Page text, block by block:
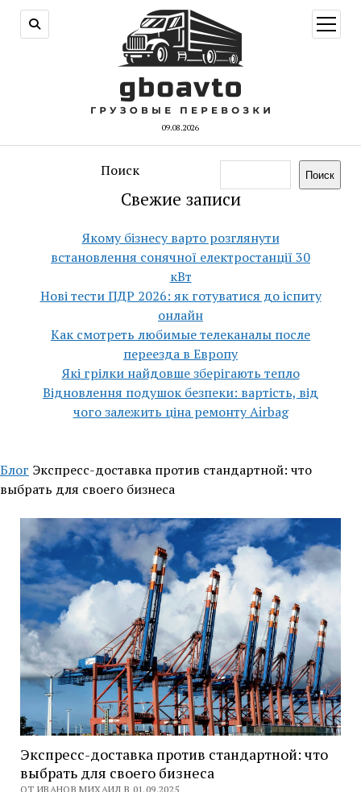
09.08.2026
меню
Поиск Поиск
Свежие записи
Якому бізнесу варто розглянути
встановлення сонячної електростанції 30
кВт
Нові тести ПДР 2026: як готуватися до іспиту
онлайн
Как смотреть любимые телеканалы после
переезда в Европу
Які грілки найдовше зберігають тепло
Відновлення подушок безпеки: вартість, від
чого залежить ціна ремонту Airbag
Блог Экспресс-доставка против стандартной: что
выбрать для своего бизнеса
Экспресс-доставка против стандартной: что
выбрать для своего бизнеса
ОТ ИВАНОВ МИХАИЛ В 01.09.2025